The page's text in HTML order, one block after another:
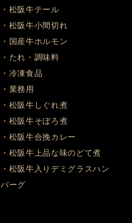
・松阪牛テール
・松阪牛小間切れ
・国産牛ホルモン
・たれ・調味料
・冷凍食品
・業務用
・松阪牛しぐれ煮
・松阪牛そぼろ煮
・松阪牛合挽カレー
・松阪牛上品な味のどて煮
・松阪牛入りデミグラスハン
バーグ